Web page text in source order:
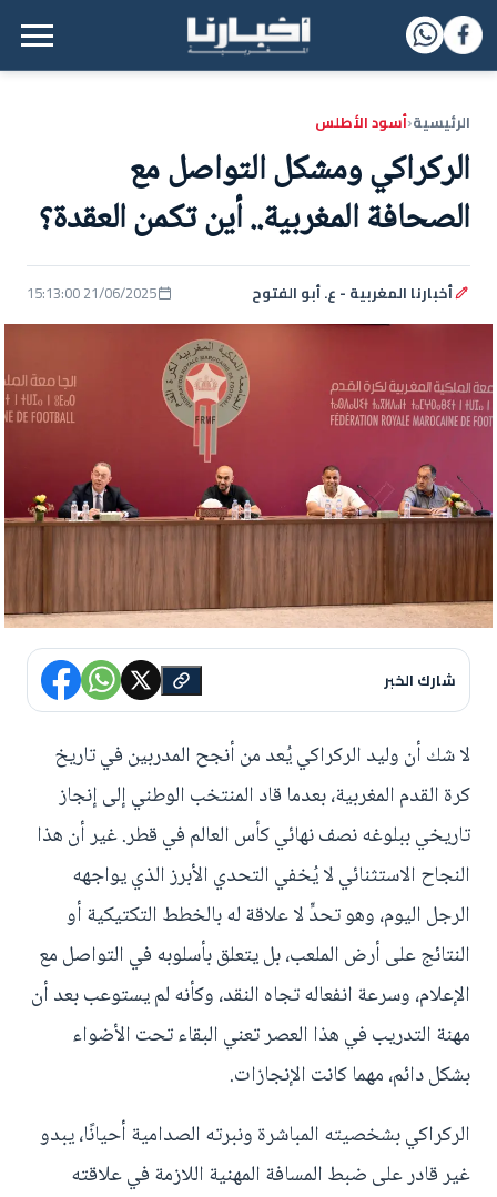
القائمة الرئيسية
الرئيسية‹أسود الأطلس
الركراكي ومشكل التواصل مع
الصحافة المغربية.. أين تكمن العقدة؟
أخبارنا المغربية - ع. أبو الفتوح 21/06/2025 15:13:00
شارك الخبر
لا شك أن وليد الركراكي يُعد من أنجح المدربين في تاريخ
كرة القدم المغربية، بعدما قاد المنتخب الوطني إلى إنجاز
تاريخي ببلوغه نصف نهائي كأس العالم في قطر. غير أن هذا
النجاح الاستثنائي لا يُخفي التحدي الأبرز الذي يواجهه
الرجل اليوم، وهو تحدٍّ لا علاقة له بالخطط التكتيكية أو
النتائج على أرض الملعب، بل يتعلق بأسلوبه في التواصل مع
الإعلام، وسرعة انفعاله تجاه النقد، وكأنه لم يستوعب بعد أن
مهنة التدريب في هذا العصر تعني البقاء تحت الأضواء
بشكل دائم، مهما كانت الإنجازات.
الركراكي بشخصيته المباشرة ونبرته الصدامية أحيانًا، يبدو
غير قادر على ضبط المسافة المهنية اللازمة في علاقته